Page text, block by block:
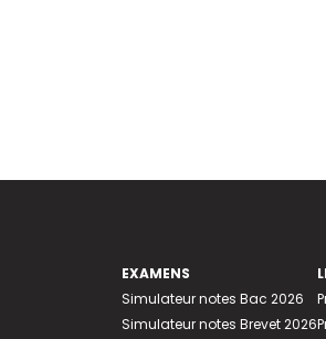
EXAMENS
Simulateur notes Bac 2026
Simulateur notes Brevet 2026